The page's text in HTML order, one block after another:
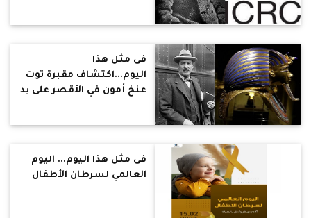
فى مثل هذا
اليوم...اكتشاف مقبرة توت
عنخ أمون في الأقصر على يد
فى مثل هذا اليوم... اليوم
العالمي لسرطان الأطفال